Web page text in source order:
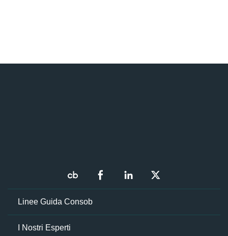
Linee Guida Consob
I Nostri Esperti